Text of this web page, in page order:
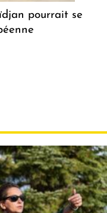
pourrait se